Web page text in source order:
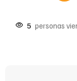
5 personas